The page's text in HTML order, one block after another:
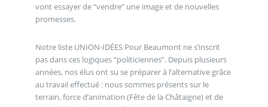
vont essayer de “vendre” une image et de nouvelles
promesses.
Notre liste UNION-IDÉES Pour Beaumont ne s’inscrit
pas dans ces logiques “politiciennes”. Depuis plusieurs
années, nos élus ont su se préparer à l’alternative grâce
au travail effectué : nous sommes présents sur le
terrain, force d’animation (Fête de la Châtaigne) et de